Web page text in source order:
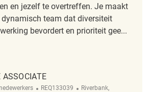
en jezelf te overtreffen. Je maakt
dynamisch team dat diversiteit
bevordert en prioriteit gee...
Associate REQ136108
ASSOCIATE
ReqId
REQ133039 Plaats
Riverbank,